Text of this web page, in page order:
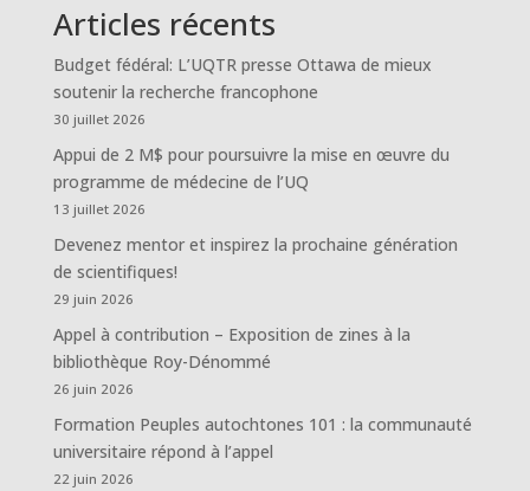
Articles récents
Budget fédéral: L’UQTR presse Ottawa de mieux
soutenir la recherche francophone
30 juillet 2026
Appui de 2 M$ pour poursuivre la mise en œuvre du
programme de médecine de l’UQ
13 juillet 2026
Devenez mentor et inspirez la prochaine génération
de scientifiques!
29 juin 2026
Appel à contribution – Exposition de zines à la
bibliothèque Roy-Dénommé
26 juin 2026
Formation Peuples autochtones 101 : la communauté
universitaire répond à l’appel
22 juin 2026